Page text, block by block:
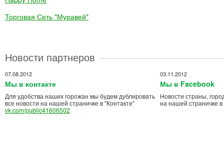
Торговая Сеть "Муравей"
Новости партнеров
07.08.2012
Мы в контакте
Для удобства наших горожан мы будем дублировать
все новости на нашей страничке в "Контакте"
vk.com/public41606502
03.11.2012
Мы в Facebook
Новости страны,
на нашей страничке в